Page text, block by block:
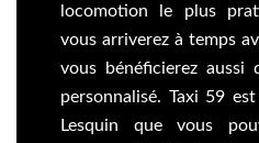
locomotion le plus
vous arriverez à temps
vous bénéficierez aussi
personnalisé. Taxi 59
Lesquin que vous